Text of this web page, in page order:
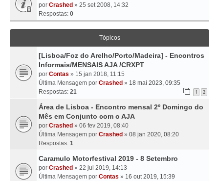
por Crashed » 25 set 2008, 14:32
Respostas: 0
Tópicos
[Lisboa/Foz do Arelho/Porto/Madeira] - Encontros
Informais/MENSAIS AJA /CRXPT
por Contas » 15 jan 2018, 11:15
Última Mensagem por Crashed » 18 mai 2023, 09:35
Respostas: 21 1 2
Área de Lisboa - Encontro mensal 2º Domingo do
Mês em Conjunto com o AJA
por Crashed » 06 fev 2019, 08:40
Última Mensagem por Crashed » 08 jan 2020, 08:20
Respostas: 1
Caramulo Motorfestival 2019 - 8 Setembro
por Crashed » 22 jul 2019, 14:13
Última Mensagem por Contas » 16 out 2019, 15:39